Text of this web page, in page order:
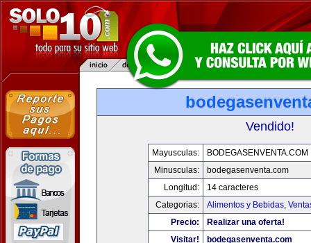
Vendido!
Mayusculas:
BODEGASENVENTA.COM
Minusculas:
bodegasenventa.com
Longitud:
14 caracteres
Categorias:
Alimentos y Bebidas,
Precio:
Realizar una oferta!
Visitar!
bodegasenventa.com